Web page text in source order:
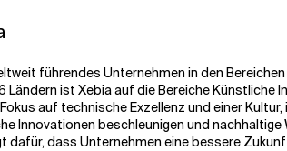
führendes Unternehmen in den
Ländern ist Xebia auf die Bereiche
auf technische Exzellenz und einer
Innovationen beschleunigen und
dafür, dass Unternehmen eine bessere